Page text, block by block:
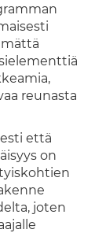
reunasta
että
on
joten